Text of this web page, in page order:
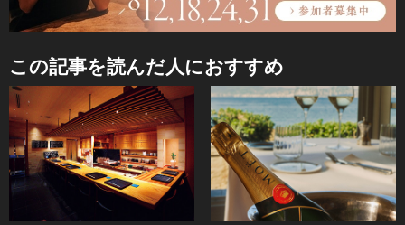
この記事を読んだ人におすすめ